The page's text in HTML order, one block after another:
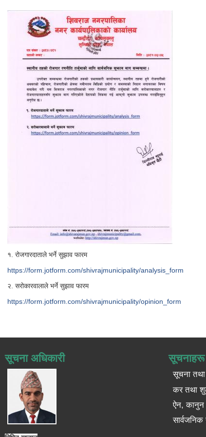
१. रोजगारदाताले भर्ने सुझाव फारम
https://form.jotform.com/shivrajmunicipality/analysis_form
२. सरोकारवालाले भर्ने सुझाव फारम
https://form.jotform.com/shivrajmunicipality/opinion_form
सूचना अधिकारी सूचनाहरू
सूचना तथा
कर तथा
ऐन, कानुन